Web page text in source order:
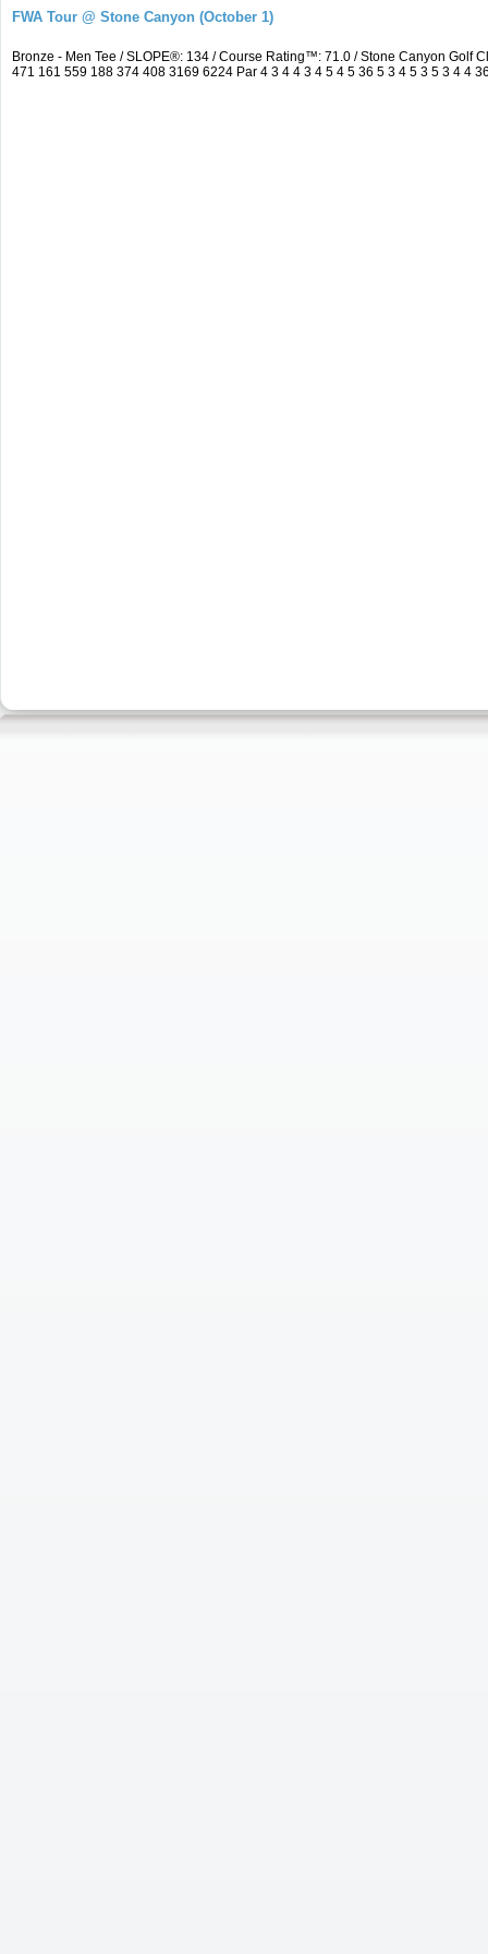
FWA Tour @ Stone Canyon (October 1)
Bronze - Men Tee / SLOPE®: 134 / Course Rating™: 71.0 / Stone Canyon Golf
471 161 559 188 374 408 3169 6224 Par 4 3 4 4 3 4 5 4 5 36 5 3 4 5 3 5 3 4 4